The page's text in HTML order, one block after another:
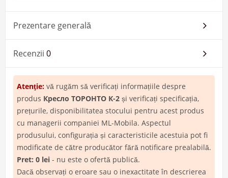
Prezentare generală
Recenzii 0
Atenţie: vă rugăm să verificați informațiile despre
produs Кресло ТОРОНТО К-2 și verificați specificația,
prețurile, disponibilitatea stocului pentru acest produs
cu managerii companiei ML-Mobila. Aspectul
produsului, configurația și caracteristicile acestuia pot fi
modificate de către producător fără notificare prealabilă.
Pret: 0 lei - nu este o ofertă publică.
Dacă observați o eroare sau o inexactitate în descrierea